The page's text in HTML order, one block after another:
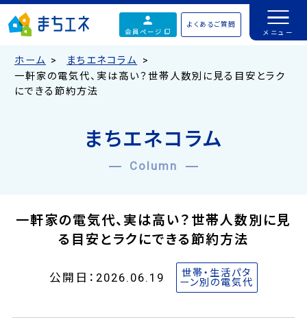
会員ページ
よくあるご質問
ホーム
まちエネコラム
一軒家の電気代、実は高い？世帯人数別に見る目安とラク
にできる節約方法
まちエネコラム
Column
一軒家の電気代、実は高い？世帯人数別に見
る目安とラクにできる節約方法
公開日：2026.06.19
世帯・生活パタ
ーン別の電気代